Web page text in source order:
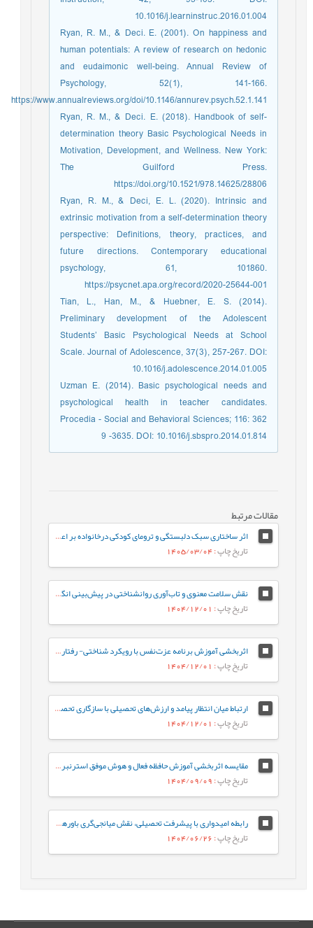
10.1016/j.learninstruc.2016.01.004
Ryan, R. M., & Deci. E. (2001). On happiness and
human potentials: A review of research on hedonic
and eudaimonic well-being. Annual Review of
Psychology, 52(1), 141-166.
https://www.annualreviews.org/doi/10.1146/annurev.psych.52.1.141
Ryan, R. M., & Deci. E. (2018). Handbook of self-
determination theory Basic Psychological Needs in
Motivation, Development, and Wellness. New York:
The Guilford Press.
https://doi.org/10.1521/978.14625/28806
Ryan, R. M., & Deci, E. L. (2020). Intrinsic and
extrinsic motivation from a self-determination theory
perspective: Definitions, theory, practices, and
future directions. Contemporary educational
psychology, 61, 101860.
https://psycnet.apa.org/record/2020-25644-001
Tian, L., Han, M., & Huebner, E. S. (2014).
Preliminary development of the Adolescent
Students’ Basic Psychological Needs at School
Scale. Journal of Adolescence, 37(3), 257-267. DOI:
10.1016/j.adolescence.2014.01.005
Uzman E. (2014). Basic psychological needs and
psychological health in teacher candidates.
Procedia - Social and Behavioral Sciences; 116: 362
9 -3635. DOI: 10.1016/j.sbspro.2014.01.814
مقالات مرتبط
اثر ساختاری سبک دلبستگی و ترومای کودکی درخانواده بر اعتیاد به اینترنت با میانجی‌گری تنظیم شناختی هیجان
تاریخ چاپ: 1405/03/04
نقش سلامت معنوی و تاب‌آوری روانشناختی در پیش‌بینی انگیزش تحصیلی دانشجویان دانشگاه فرهنگیان
تاریخ چاپ: 1404/12/01
اثربخشی آموزش برنامه عزت‌‌نفس با رویکرد شناختی‌‌-‌‌ رفتاری بر تعلل‌‌ورزی تحصیلی دانش‌آموزان دختر نوجوان
تاریخ چاپ: 1404/12/01
ارتباط میان انتظار پیامد و ارزش‌های تحصیلی با سازگاری تحصیلی دانشجویان
تاریخ چاپ: 1404/12/01
مقایسه اثربخشی آموزش حافظه فعال و هوش موفق استرنبرگ بر عملکرد تحصیلی و کفایت اجتماعی دانش‌آموزان
تاریخ چاپ: 1404/09/09
رابطه امیدواری با پیشرفت تحصیلی، نقش میانجی‌گری باورهای هوشی در دانش‌آموزان
تاریخ چاپ: 1404/06/26